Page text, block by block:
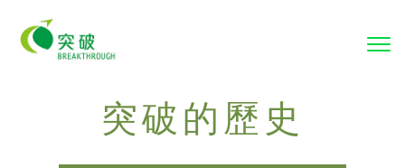
突破的歷史